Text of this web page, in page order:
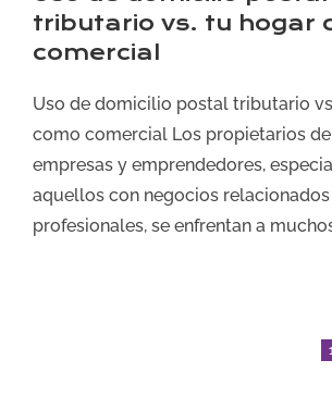
tributario vs. tu hogar
comercial
Uso de domicilio postal tributario
como comercial Los propietarios
empresas y emprendedores,
aquellos con negocios
profesionales, se enfrentan a